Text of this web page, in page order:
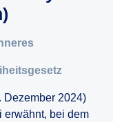
Dezember 2024)
erwähnt, bei dem